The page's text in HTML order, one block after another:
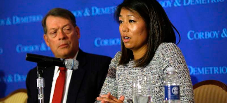
PODCAST
NEWSLETTER
I MIEI PREFERITI